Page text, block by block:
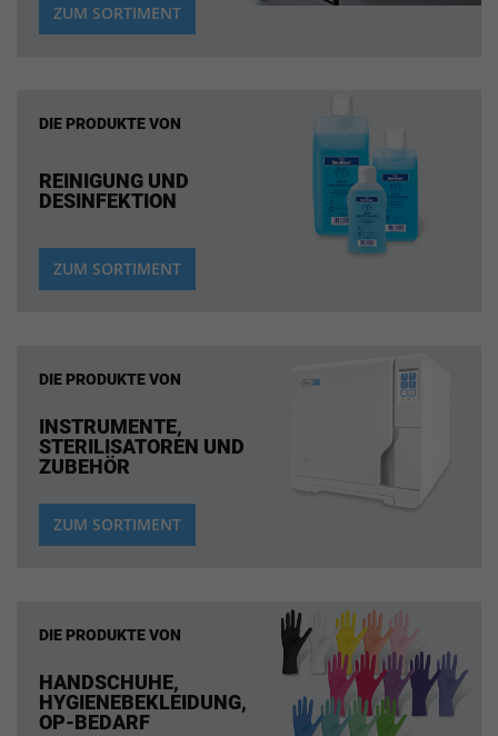
ZUM SORTIMENT
DIE PRODUKTE VON
REINIGUNG UND
DESINFEKTION
ZUM SORTIMENT
DIE PRODUKTE VON
INSTRUMENTE,
STERILISATOREN UND
ZUBEHÖR
ZUM SORTIMENT
DIE PRODUKTE VON
HANDSCHUHE,
HYGIENEBEKLEIDUNG,
OP-BEDARF